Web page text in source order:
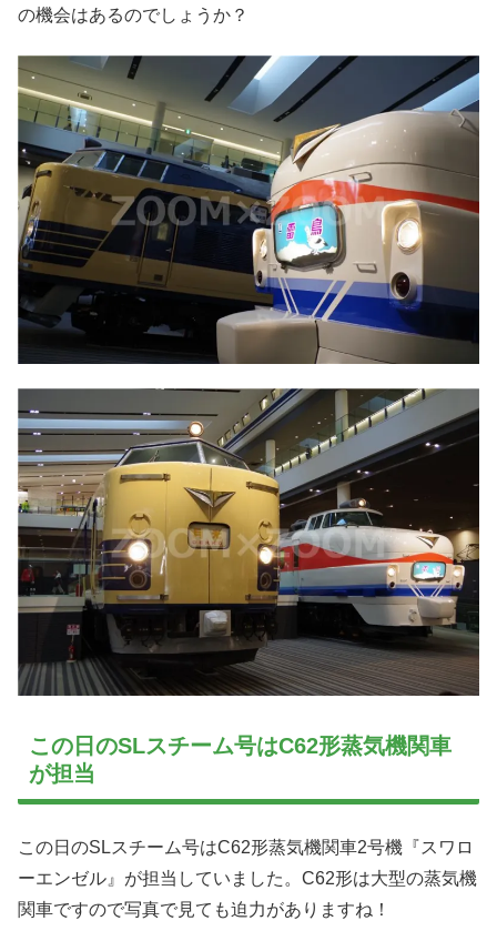
の機会はあるのでしょうか？
この日のSLスチーム号はC62形蒸気機関車
が担当
この日のSLスチーム号はC62形蒸気機関車2号機『スワロ
ーエンゼル』が担当していました。C62形は大型の蒸気機
関車ですので写真で見ても迫力がありますね！